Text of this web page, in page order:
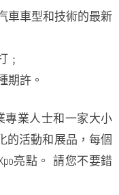
車車型和技術的最新
﹔
期許。
專業人士和一家大小
的活動和展品，每個
亮點。 請您不要錯